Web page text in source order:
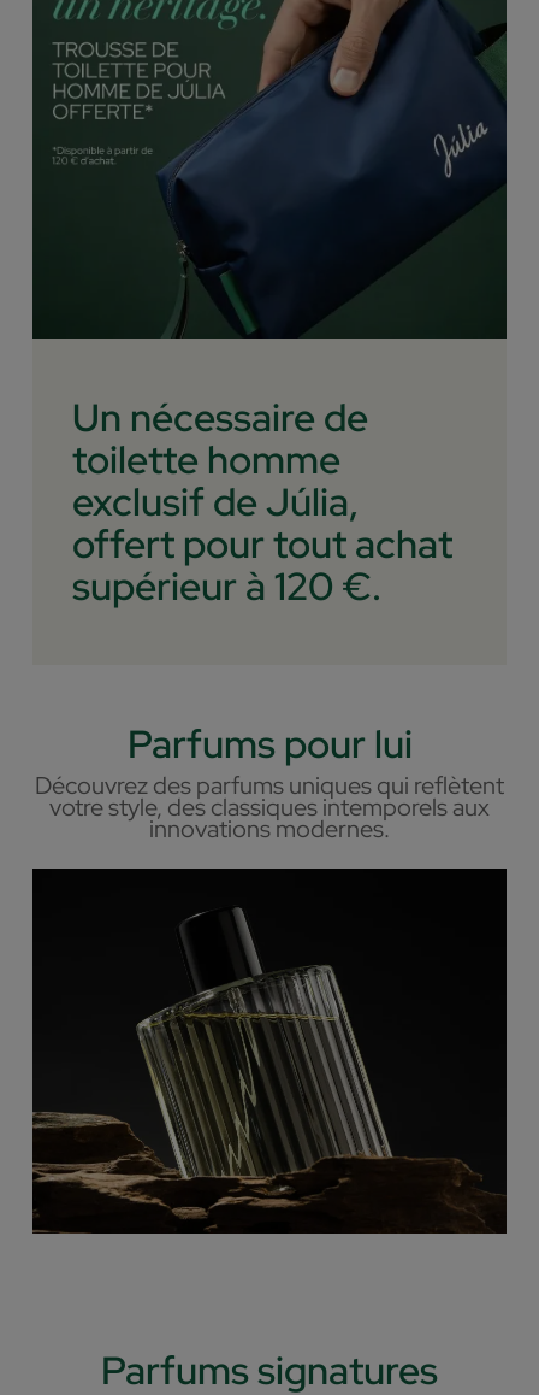
Un nécessaire de
toilette homme
exclusif de Júlia,
offert pour tout achat
supérieur à 120 €.
Parfums pour lui
Découvrez des parfums uniques qui reflètent
votre style, des classiques intemporels aux
innovations modernes.
Parfums signatures